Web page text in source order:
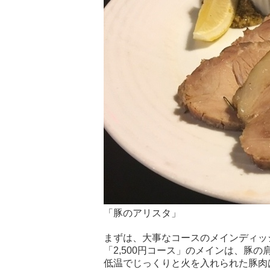
「豚のアリスタ」
まずは、大事なコースのメインディ
「2,500円コース」のメインは、豚
低温でじっくりと火を入れられた豚